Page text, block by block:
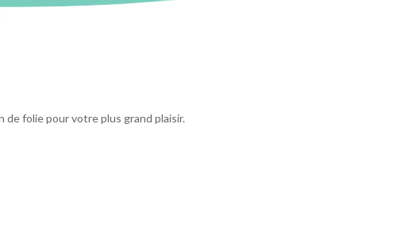
folie pour votre plus grand plaisir.